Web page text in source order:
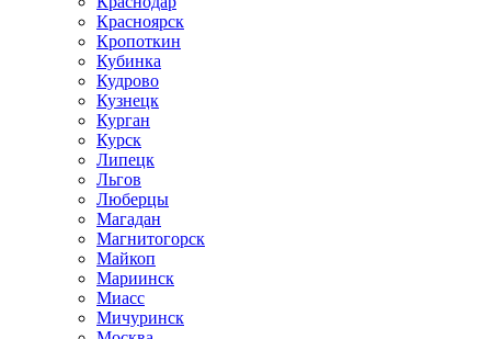
Красноярск
Кропоткин
Кубинка
Кудрово
Кузнецк
Курган
Курск
Липецк
Льгов
Люберцы
Магадан
Магнитогорск
Майкоп
Мариинск
Миасс
Мичуринск